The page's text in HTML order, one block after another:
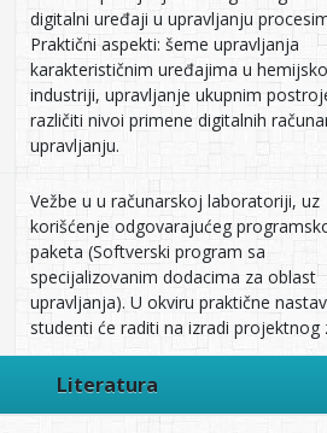
digitalni uređaji u upravljanju
Praktični aspekti: šeme upravljanja
karakterističnim uređajima u
industriji, upravljanje ukupnim
različiti nivoi primene digitalnih
upravljanju.
Vežbe u u računarskoj laboratoriji, uz
korišćenje odgovarajućeg
paketa (Softverski program sa
specijalizovanim dodacima za oblast
upravljanja). U okviru praktične
studenti će raditi na izradi projektnog
Literatura